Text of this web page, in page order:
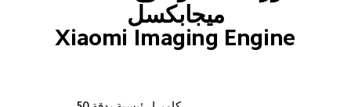
ميجابكسل
Xiaomi Imaging Engine